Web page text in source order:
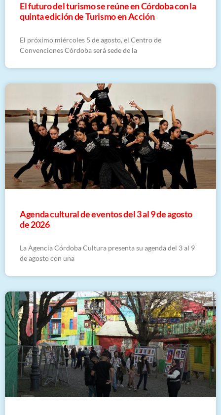
El futuro del turismo se reúne en Córdoba con la
quinta edición de Turismo en Acción
El próximo miércoles 5 de agosto, el Centro de
Convenciones Córdoba será sede de la
​Agenda cultural de eventos del 3 al 9 de agosto
de 2026
La Agencia Córdoba Cultura presenta su agenda del 3 al 9
de agosto con una